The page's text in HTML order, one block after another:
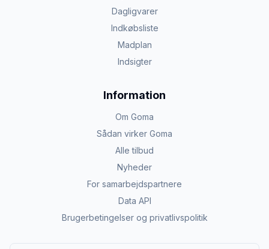
Dagligvarer
Indkøbsliste
Madplan
Indsigter
Information
Om Goma
Sådan virker Goma
Alle tilbud
Nyheder
For samarbejdspartnere
Data API
Brugerbetingelser og privatlivspolitik